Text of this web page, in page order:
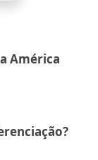
América